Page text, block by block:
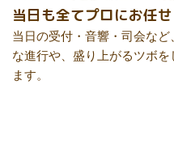
当日も全てプロにお任せ
当日の受付・音響・司会な
な進行や、盛り上がるツボ
ます。